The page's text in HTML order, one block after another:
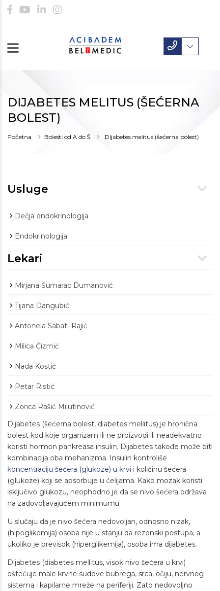
DIJABETES MELITUS (ŠEĆERNA
BOLEST)
Početna Bolesti od A do Š Dijabetes melitus (šećerna bolest)
Usluge
Dečja endokrinologija
Endokrinologija
Lekari
Mirjana Šumarac Dumanović
Tijana Dangubić
Antonela Sabati-Rajić
Milica Čizmić
Nada Kostić
Petar Ristić
Zorica Rašić Milutinović
Dijabetes (šećerna bolest, diabetes mellitus) je hronična
bolest kod koje organizam ili ne proizvodi ili neadekvatno
koristi hormon pankreasa insulin. Dijabetes takođe može biti
kombinacija oba mehanizma. Insulin kontroliše
koncentraciju šećera (glukoze) u krvi i količinu šećera
(glukoze) koji se apsorbuje u ćelijama. Kako mozak koristi
isključivo glukozu, neophodno je da se nivo šećera održava
na zadovoljavajućem minimumu.
U slučaju da je nivo šećera nedovoljan, odnosno nizak,
(hipoglikemija) osoba nije u stanju da rezonski postupa, a
ukoliko je previsok (hiperglikemija), osoba ima dijabetes.
Dijabetes (diabetes mellitus, visok nivo šećera u krvi)
oštećuje male krvne sudove bubrega, srca, očiju, nervnog
sistema i kapilarne mreže na periferiji. Zato nedovoljno